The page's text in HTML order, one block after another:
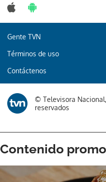
Gente TVN
Términos de uso
Contáctenos
© Televisora
reservados